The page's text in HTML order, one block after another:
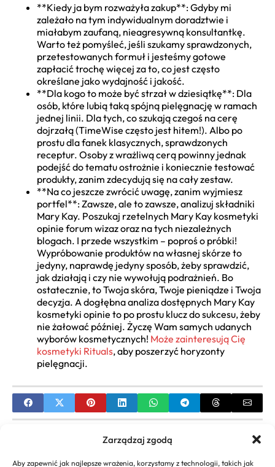
Zarządzaj zgodą
Aby zapewnić jak najlepsze wrażenia, korzystamy z technologii, takich jak
**Kiedy ja bym rozważyła zakup**: Gdyby mi
zależało na tym indywidualnym doradztwie i
miałabym zaufaną, nieagresywną konsultantkę.
Warto też pomyśleć, jeśli szukamy sprawdzonych,
przetestowanych formuł i jesteśmy gotowe
zapłacić trochę więcej za to, co jest często
określane jako wydajność i jakość.
**Dla kogo to może być strzał w dziesiątkę**: Dla
osób, które lubią taką spójną pielęgnację w ramach
jednej linii. Dla tych, co szukają czegoś na cerę
dojrzałą (TimeWise często jest hitem!). Albo po
prostu dla fanek klasycznych, sprawdzonych
receptur. Osoby z wrażliwą cerą powinny jednak
podejść do tematu ostrożnie i koniecznie testować
produkty, zanim zdecydują się na cały zestaw.
**Na co jeszcze zwrócić uwagę, zanim wyjmiesz
portfel**: Zawsze, ale to zawsze, analizuj składniki
Mary Kay. Poszukaj rzetelnych Mary Kay kosmetyki
opinie forum wizaz oraz na tych niezależnych
blogach. I przede wszystkim – poproś o próbki!
Wypróbowanie produktów na własnej skórze to
jedyny, naprawdę jedyny sposób, żeby sprawdzić,
jak działają i czy nie wywołują podrażnień. Bo
ostatecznie, to Twoja skóra, Twoje pieniądze i Twoja
decyzja. A dogłębna analiza dostępnych Mary Kay
kosmetyki opinie to po prostu klucz do sukcesu, żeby
nie żałować później. Życzę Wam samych udanych
wyborów kosmetycznych! Może zainteresują Cię
kosmetyki Rituals, aby poszerzyć horyzonty
pielęgnacji.
Trening Pleców Najlepsze Ćwiczenia: Kompletny